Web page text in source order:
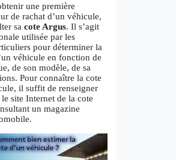
une première
de rachat d’un véhicule,
sa cote Argus. Il s’agit
utilisée par les
pour déterminer la
véhicule en fonction de
de son modèle, de sa
Pour connaître la cote
il suffit de renseigner
site Internet de la cote
un magazine